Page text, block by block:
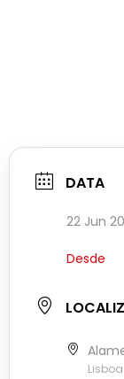
DATA
22 Jun
Desde
Lisboa